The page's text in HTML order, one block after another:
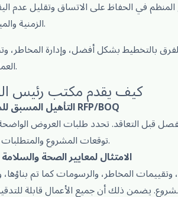
المنظم في الحفاظ على الاتساق وتقليل عدم
الزمنية والميزانيات والامتثال.
بالتخطيط بشكل أفضل، وإدارة المخاطر،
العمليات طويلة الأمد.
كيف يقدم مكتب رئيس
التأهيل المسبق للمقاول وتخصص RFP/BOQ
قبل التعاقد. تحدد طلبات العروض الواضحة
توقعات المشروع والمتطلبات الفنية منذ البداية.
الامتثال لمعايير الصحة
المخاطر، والرسومات كما تم
يضمن ذلك أن جميع الأعمال قابلة